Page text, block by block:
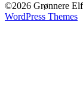
©2026 Grønnere
WordPress Themes